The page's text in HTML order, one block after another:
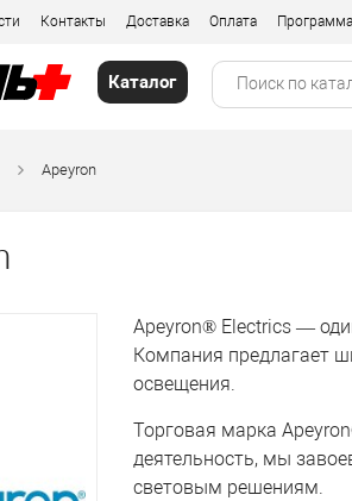
Контакты Доставка Оплата
Каталог
Apeyron
Apeyron® Electrics —
Компания предлагает
освещения.
Торговая марка
деятельность, мы
световым решениям.